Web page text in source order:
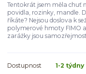
Tentokrát jsem měla chuť
povidla, rozinky, mandle.
říkáte? Nejsou doslova k
polymerové hmoty FIMO
zarážky jsou
Dostupnost 1-2 týdny